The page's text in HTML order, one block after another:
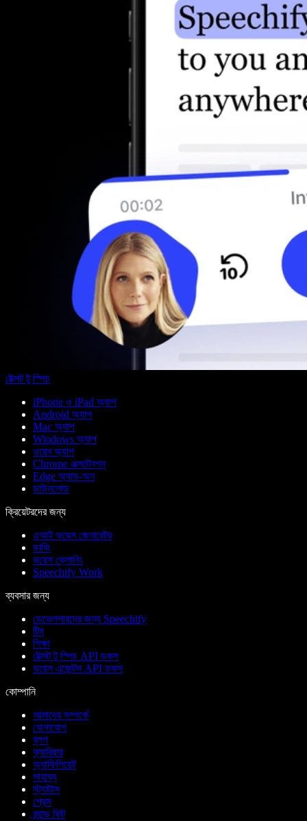
টেক্সট টু স্পিচ
iPhone ও iPad অ্যাপ
Android অ্যাপ
Mac অ্যাপ
Windows অ্যাপ
ওয়েব অ্যাপ
Chrome এক্সটেনশন
Edge অ্যাড-অন
ডাউনলোড
ক্রিয়েটরদের জন্য
এআই ভয়েস জেনারেটর
ডাবিং
ভয়েস ক্লোনিং
Speechify Work
ব্যবসার জন্য
ডেভেলপারদের জন্য Speechify
টিম
শিক্ষা
টেক্সট টু স্পিচ API ডকস
ভয়েস এজেন্টস API ডকস
কোম্পানি
আমাদের সম্পর্কে
যোগাযোগ
ব্লগ
ক্যারিয়ার
অ্যাফিলিয়েট
সাহায্য
স্ট্যাটাস
প্রেস
ব্র্যান্ড কিট